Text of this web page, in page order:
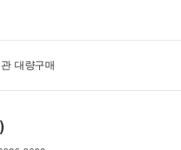
관 대량구매